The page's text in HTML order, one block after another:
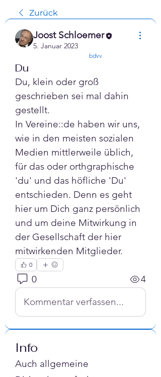
Zurück
Joost Schloemer
5. Januar 2023
bdvv
Du
Du, klein oder groß
geschrieben sei mal dahin
gestellt.
In Vereine::de haben wir uns,
wie in den meisten sozialen
Medien mittlerweile üblich,
für das oder orthgraphische
'du' und das höfliche 'Du'
entschieden. Denn es geht
hier um Dich ganz persönlich
und um deine Mitwirkung in
der Gesellschaft der hier
mitwirkenden Mitglieder.
0
0
4
Kommentar verfassen...
Info
Auch allgemeine